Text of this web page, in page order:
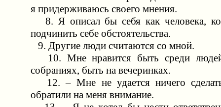
я придерживаюсь своего мнения.
8. Я описал бы себя как человека,
подчинить себе обстоятельства.
9. Другие люди считаются со мной.
10. Мне нравится быть среди
собраниях, быть на вечеринках.
12. – Мне не удается ничего
обратили на меня внимание.